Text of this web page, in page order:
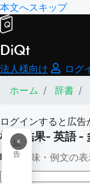
本文へスキップ
DiQt
法人様向け
ログ
ホーム
辞書
ログインすると広告
×
広
告
検索結果- 英語 -
意味・例文の表